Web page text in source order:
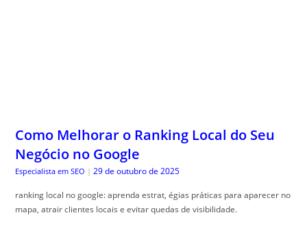
Como Melhorar o Ranking Local do Seu
Negócio no Google
Especialista em SEO | 29 de outubro de 2025
ranking local no google: aprenda estrat, égias práticas para aparecer no
mapa, atrair clientes locais e evitar quedas de visibilidade.